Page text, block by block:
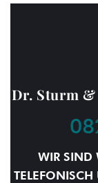
Dr. Sturm &
WIR SIND